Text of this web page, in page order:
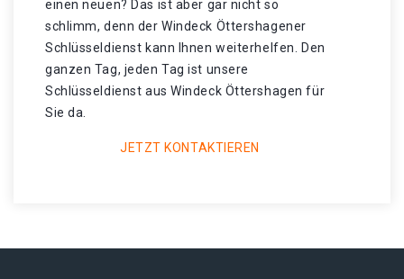
einen neuen? Das ist aber gar nicht so
schlimm, denn der Windeck Öttershagener
Schlüsseldienst kann Ihnen weiterhelfen. Den
ganzen Tag, jeden Tag ist unsere
Schlüsseldienst aus Windeck Öttershagen für
Sie da.
JETZT KONTAKTIEREN